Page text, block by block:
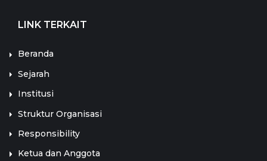
LINK TERKAIT
Beranda
Sejarah
Institusi
Struktur Organisasi
Responsibility
Ketua dan Anggota